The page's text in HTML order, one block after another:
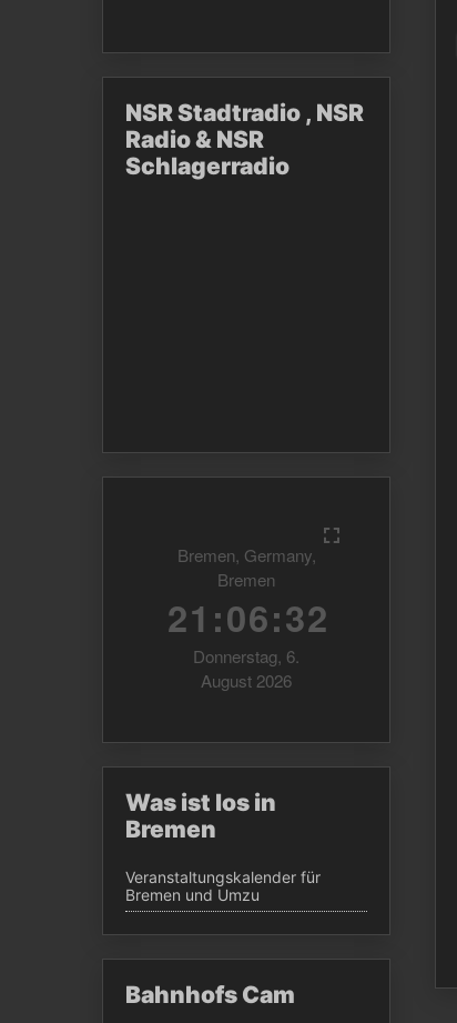
NSR Stadtradio , NSR
Radio & NSR
Schlagerradio
Was ist los in
Bremen
Veranstaltungskalender für
Bremen und Umzu
Bahnhofs Cam